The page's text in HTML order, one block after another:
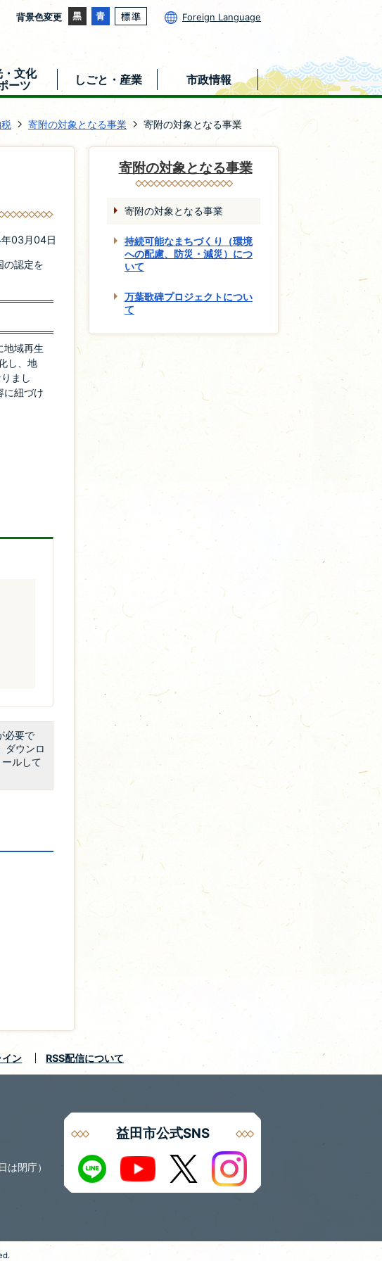
背景色変更 Foreign Language
・文化
ーツ
しごと・産業 市政情報
寄附の対象となる事業 寄附の対象となる事業
03月04日
の認定を
地域再生
し、地
まし
に紐づけ
必要で
ダウンロ
ルして
寄附の対象となる事業
寄附の対象となる事業
持続可能なまちづくり（環境
への配慮、防災・減災）につ
いて
万葉歌碑プロジェクトについ
て
イン RSS配信について
は閉庁）
益田市公式SNS
LINE Youtube X Instagram